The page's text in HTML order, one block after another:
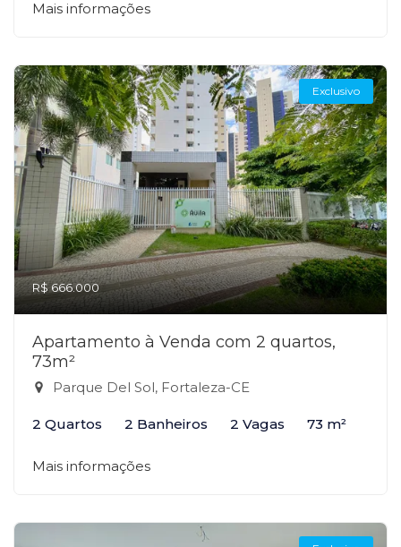
Mais informações
Exclusivo
R$ 666.000
Apartamento à Venda com 2 quartos,
73m²
Parque Del Sol, Fortaleza-CE
2 Quartos 2 Banheiros 2 Vagas 73 m²
Mais informações